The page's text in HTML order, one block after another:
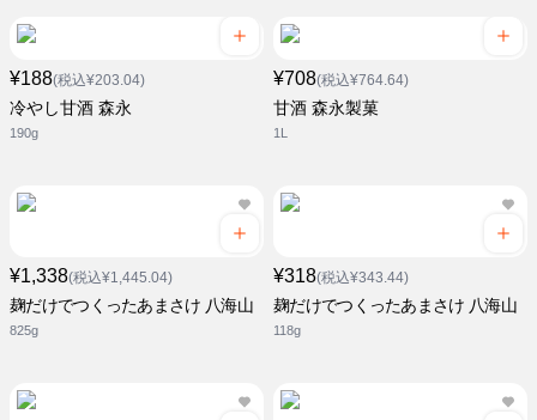
¥188(税込¥203.04)
冷やし甘酒 森永
190g
¥708(税込¥764.64)
甘酒 森永製菓
1L
¥1,338(税込¥1,445.04)
麹だけでつくったあまさけ 八海山
825g
¥318(税込¥343.44)
麹だけでつくったあまさけ 八海山
118g